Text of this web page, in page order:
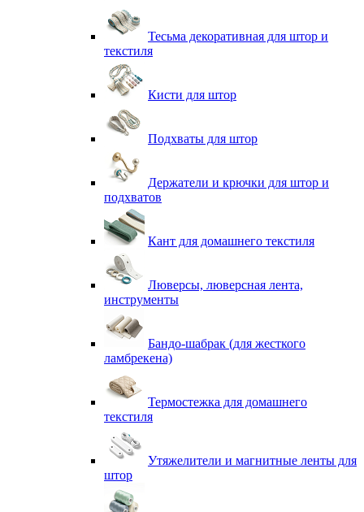
Тесьма декоративная для штор и
текстиля
Кисти для штор
Подхваты для штор
Держатели и крючки для штор и
подхватов
Кант для домашнего текстиля
Люверсы, люверсная лента,
инструменты
Бандо-шабрак (для жесткого
ламбрекена)
Термостежка для домашнего
текстиля
Утяжелители и магнитные ленты для
штор